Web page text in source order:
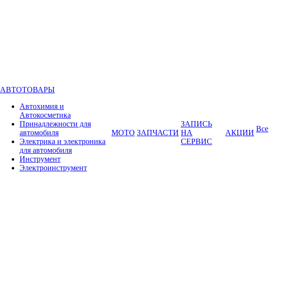
АВТОТОВАРЫ
Автохимия и
Автокосметика
Принадлежности для
автомобиля
Электрика и электроника
для автомобиля
Инструмент
Электроинструмент
МОТО ЗАПЧАСТИ
ЗАПИСЬ
НА
СЕРВИС
АКЦИИ Все